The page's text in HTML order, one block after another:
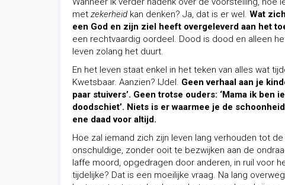
met zekerheid kan denken? Ja, dat is er wel. Wat
een God en zijn ziel heeft overgeleverd aan het
een rechtvaardig oordeel. Dood is dood en alleen
leven zolang het duurt.
En het leven staat enkel in het teken van alles wat
Kwetsbaar. Aanzien? IJdel. Geen verhaal aan je
paar stuivers’. Geen trotse ouders: ‘Mama ik
doodschiet’. Niets is er waarmee je de
ene daad voor altijd.
Hoe zal iemand zich zijn leven lang verhouden tot
onschuldige, zonder ooit te bezwijken aan de
laffe moord, opgedragen door anderen, in ruil voor
tijdelijke? Dat is een moeilijke vraag. Na lang